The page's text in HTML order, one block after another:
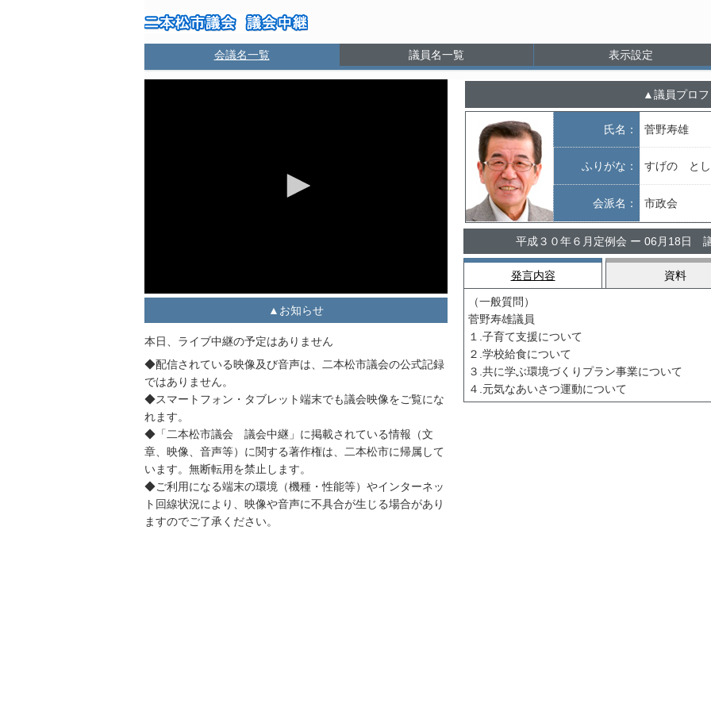
会議名一覧 議員名一覧 表示設定
お知らせ
本日、ライブ中継の予定はありません
◆配信されている映像及び音声は、二本松市議会の公式記録
ではありません。
◆スマートフォン・タブレット端末でも議会映像をご覧にな
れます。
◆「二本松市議会 議会中継」に掲載されている情報（文
章、映像、音声等）に関する著作権は、二本松市に帰属して
います。無断転用を禁止します。
◆ご利用になる端末の環境（機種・性能等）やインターネッ
ト回線状況により、映像や音声に不具合が生じる場合があり
ますのでご了承ください。
議員プロ
氏名： 菅野寿雄
ふりがな： すげの と
会派名： 市政会
平成３０年６月定例会 ー 06月18日
発言内容 資料
（一般質問）
菅野寿雄議員
１.子育て支援について
２.学校給食について
３.共に学ぶ環境づくりプラン事業について
４.元気なあいさつ運動について